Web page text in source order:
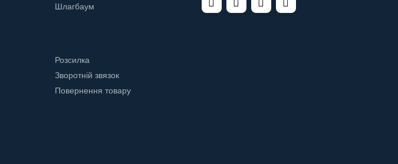
Шлагбаум
Розсилка
Зворотній звязок
Повернення товару